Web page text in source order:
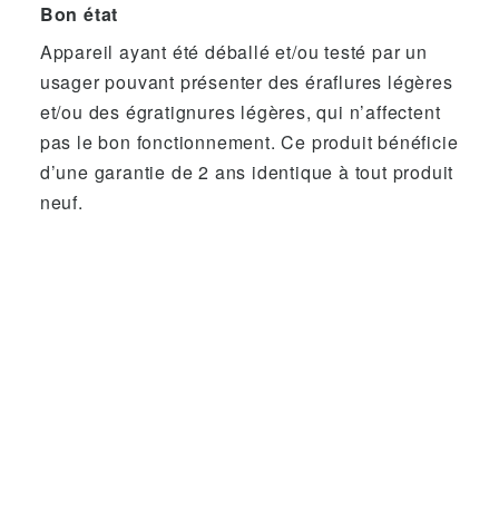
Bon état
Appareil ayant été déballé et/ou testé par un
usager pouvant présenter des éraflures légères
et/ou des égratignures légères, qui n’affectent
pas le bon fonctionnement. Ce produit bénéficie
d’une garantie de 2 ans identique à tout produit
neuf.